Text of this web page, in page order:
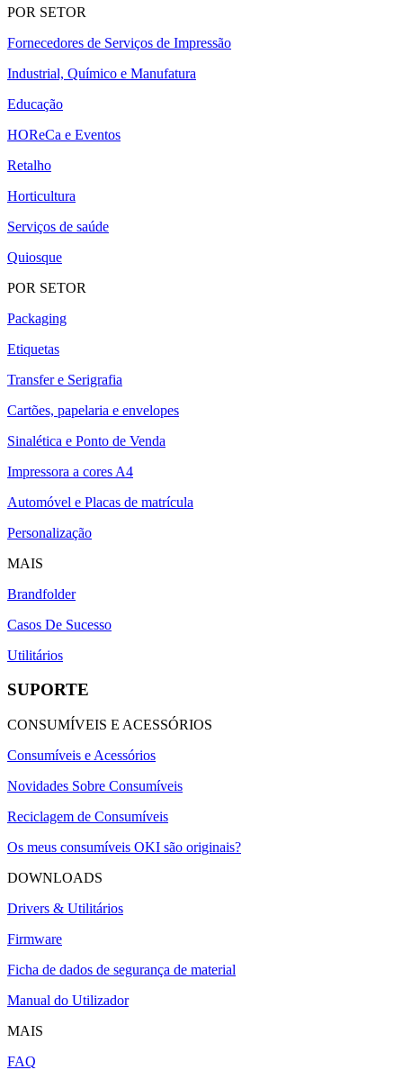
POR SETOR
Fornecedores de Serviços de Impressão
Industrial, Químico e Manufatura
Educação
HOReCa e Eventos
Retalho
Horticultura
Serviços de saúde
Quiosque
POR SETOR
Packaging
Etiquetas
Transfer e Serigrafia
Cartões, papelaria e envelopes
Sinalética e Ponto de Venda
Impressora a cores A4
Automóvel e Placas de matrícula
Personalização
MAIS
Brandfolder
Casos De Sucesso
Utilitários
SUPORTE
CONSUMÍVEIS E ACESSÓRIOS
Consumíveis e Acessórios
Novidades Sobre Consumíveis
Reciclagem de Consumíveis
Os meus consumíveis OKI são originais?
DOWNLOADS
Drivers & Utilitários
Firmware
Ficha de dados de segurança de material
Manual do Utilizador
MAIS
FAQ